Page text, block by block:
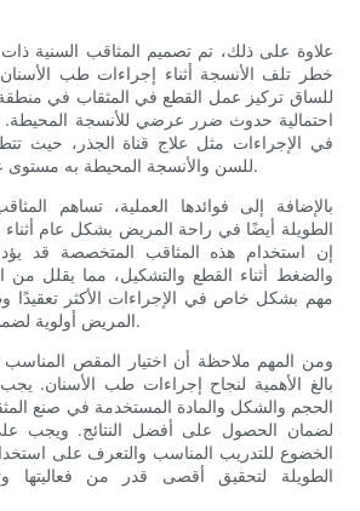
علاوة على ذلك، تم تصميم المثاقب السنية ذات
خطر تلف الأنسجة أثناء إجراءات طب
للساق تركيز عمل القطع في المثقاب في
احتمالية حدوث ضرر عرضي للأنسجة
في الإجراءات مثل علاج قناة الجذر، حيث
للسن والأنسجة المحيطة به مستوى عاليًا من الدقة والرعاية.
بالإضافة إلى فوائدها العملية، تساهم
الطويلة أيضًا في راحة المريض بشكل عام
إن استخدام هذه المثاقب المتخصصة قد
والضغط أثناء القطع والتشكيل، مما يقلل من
مهم بشكل خاص في الإجراءات الأكثر تعقيدًا
المريض أولوية لضمان تجربة أسنان إيجابية.
ومن المهم ملاحظة أن اختيار المقص المناسب
بالغ الأهمية لنجاح إجراءات طب الأسنان.
الحجم والشكل والمادة المستخدمة في صنع
لضمان الحصول على أفضل النتائج. ويجب
الخضوع للتدريب المناسب والتعرف على
الطويلة لتحقيق أقصى قدر من فعاليتها